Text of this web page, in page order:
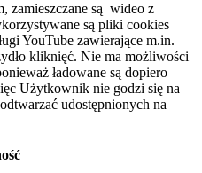
zamieszczane są wideo z
są pliki cookies
YouTube zawierające m.in.
kliknięć. Nie ma możliwości
ładowane są dopiero
Użytkownik nie godzi się na
udostępnionych na